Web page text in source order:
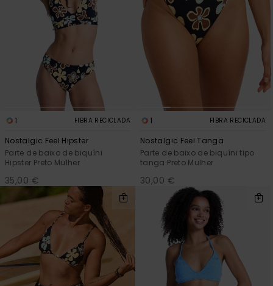
1 FIBRA RECICLADA
Nostalgic Feel Hipster
Parte de baixo de biquíni
Hipster Preto Mulher
35,00 €
1 FIBRA RECICLADA
Nostalgic Feel Tanga
Parte de baixo de biquíni tipo
tanga Preto Mulher
30,00 €